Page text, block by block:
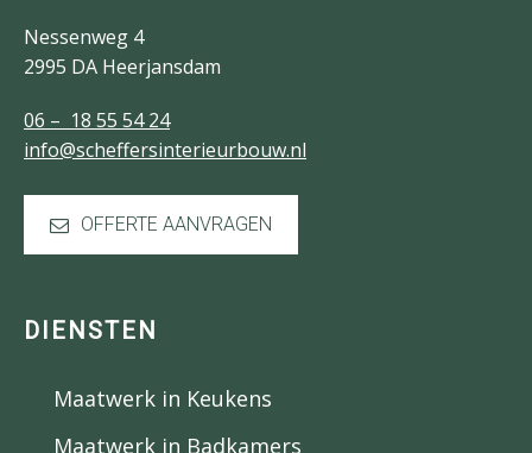
Nessenweg 4
2995 DA Heerjansdam
06 – 18 55 54 24
info@scheffersinterieurbouw.nl
OFFERTE AANVRAGEN
DIENSTEN
Maatwerk in Keukens
Maatwerk in Badkamers